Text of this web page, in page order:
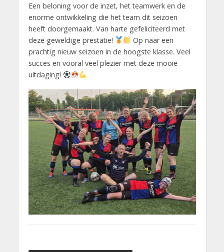
Een beloning voor de inzet, het teamwerk en de
enorme ontwikkeling die het team dit seizoen
heeft doorgemaakt. Van harte gefeliciteerd met
deze geweldige prestatie!
Op naar een
prachtig nieuw seizoen in de hoogste klasse. Veel
succes en vooral veel plezier met deze mooie
uitdaging!